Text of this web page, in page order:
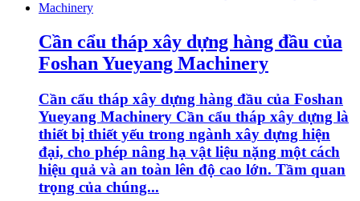
Cần cẩu tháp xây dựng hàng đầu của
Foshan Yueyang Machinery
Cần cẩu tháp xây dựng hàng đầu của Foshan
Yueyang Machinery Cần cẩu tháp xây dựng là
thiết bị thiết yếu trong ngành xây dựng hiện
đại, cho phép nâng hạ vật liệu nặng một cách
hiệu quả và an toàn lên độ cao lớn. Tầm quan
trọng của chúng...